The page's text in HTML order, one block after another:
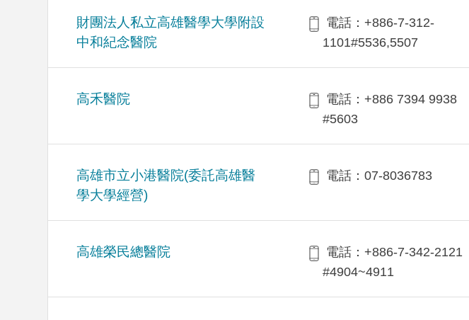
財團法人私立高雄醫學大學附設
中和紀念醫院
電話：+886-7-312-
1101#5536,5507
高禾醫院
電話：+886 7394 9938
#5603
高雄市立小港醫院(委託高雄醫
學大學經營)
電話：07-8036783
高雄榮民總醫院
電話：+886-7-342-2121
#4904~4911